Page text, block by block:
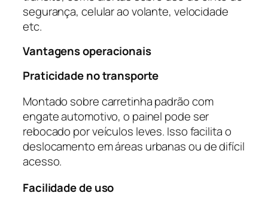
segurança, celular ao volante, velocidade
etc.
Vantagens operacionais
Praticidade no transporte
Montado sobre carretinha padrão com
engate automotivo, o painel pode ser
rebocado por veículos leves. Isso facilita o
deslocamento em áreas urbanas ou de difícil
acesso.
Facilidade de uso